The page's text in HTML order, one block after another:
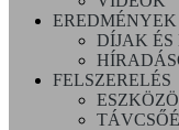
EREDMÉNYEK
DÍJAK ÉS
FELSZERELÉS